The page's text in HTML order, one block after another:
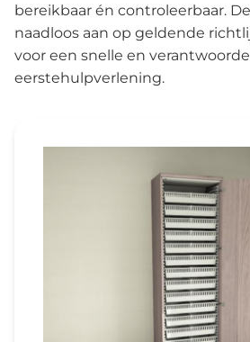
bereikbaar én controleerbaar.
naadloos aan op geldende
voor een snelle en verantwoorde
eerstehulpverlening.